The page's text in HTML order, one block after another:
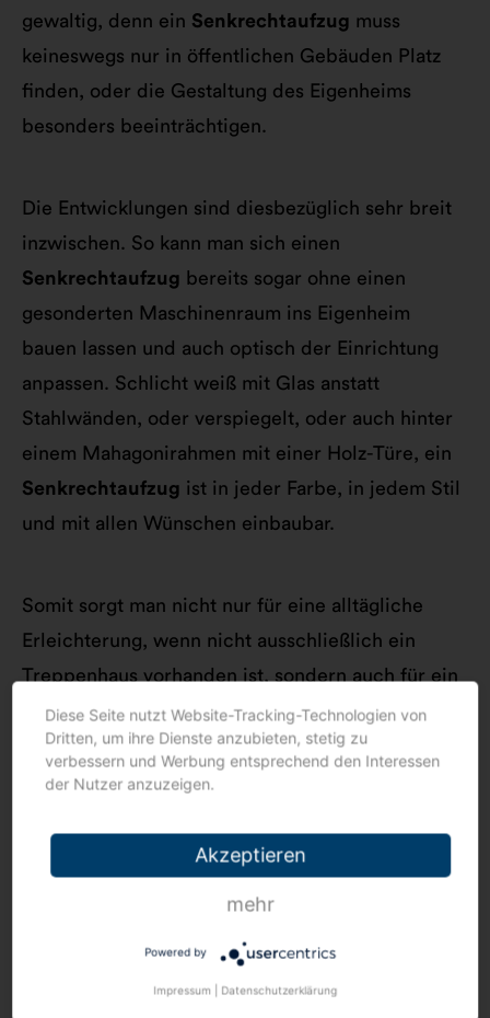
gewaltig, denn ein Senkrechtaufzug muss
keineswegs nur in öffentlichen Gebäuden Platz
finden, oder die Gestaltung des Eigenheims
besonders beeinträchtigen.
Die Entwicklungen sind diesbezüglich sehr breit
inzwischen. So kann man sich einen
Senkrechtaufzug bereits sogar ohne einen
gesonderten Maschinenraum ins Eigenheim
bauen lassen und auch optisch der Einrichtung
anpassen. Schlicht weiß mit Glas anstatt
Stahlwänden, oder verspiegelt, oder auch hinter
einem Mahagonirahmen mit einer Holz-Türe, ein
Senkrechtaufzug ist in jeder Farbe, in jedem Stil
und mit allen Wünschen einbaubar.
Somit sorgt man nicht nur für eine alltägliche
Erleichterung, wenn nicht ausschließlich ein
Treppenhaus vorhanden ist, sondern auch für ein
barrierefreies Leben. Gerade wenn man ein
eigenes Haus zu hegen und zu pflegen hat und
womöglich bereits etwas älter wird, bietet sich
alltägliche Situationen erleichtert werden.
Diese Seite nutzt Website-Tracking-Technologien von
Dritten, um ihre Dienste anzubieten, stetig zu
verbessern und Werbung entsprechend den Interessen
der Nutzer anzuzeigen.
Akzeptieren
mehr
Powered by
Impressum Datenschutzerklärung